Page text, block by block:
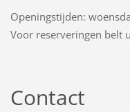
Openingstijden:
Voor reserveringen belt
Contact